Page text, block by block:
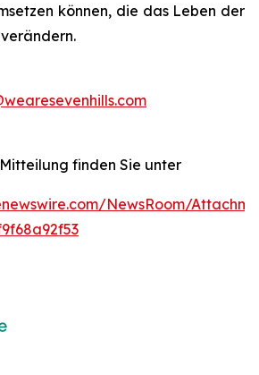
können, die das Leben der
finden Sie unter
NewsRoom/